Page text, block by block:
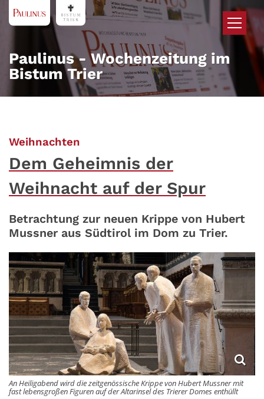
Zum Inhalt springen
Paulinus - Wochenzeitung im
Bistum Trier
Weihnachten
Dem Geheimnis der
Weihnacht auf der Spur
Betrachtung zur neuen Krippe von Hubert
Mussner aus Südtirol im Dom zu Trier.
An Heiligabend wird die zeitgenössische Krippe von Hubert Mussner mit
fast lebensgroßen Figuren auf der Altarinsel des Trierer Domes enthüllt